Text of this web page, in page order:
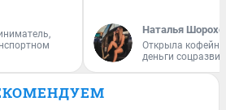
Наталья
Открыла
деньги